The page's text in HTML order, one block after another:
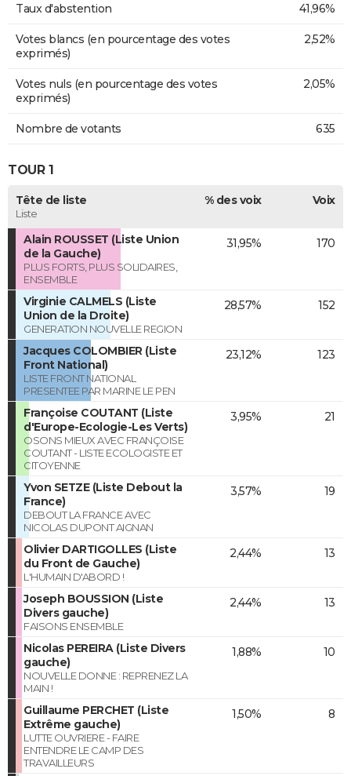
Taux d'abstention 41,96%
Votes blancs (en pourcentage des votes
exprimés)
2,52%
Votes nuls (en pourcentage des votes
exprimés)
2,05%
Nombre de votants 635
TOUR 1
Tête de liste
Liste
% des voix Voix
Alain ROUSSET (Liste Union
de la Gauche)
PLUS FORTS, PLUS SOLIDAIRES,
ENSEMBLE
31,95% 170
Virginie CALMELS (Liste
Union de la Droite)
GENERATION NOUVELLE REGION
28,57% 152
Jacques COLOMBIER (Liste
Front National)
LISTE FRONT NATIONAL
PRESENTEE PAR MARINE LE PEN
23,12% 123
Françoise COUTANT (Liste
d'Europe-Ecologie-Les Verts)
OSONS MIEUX AVEC FRANÇOISE
COUTANT - LISTE ECOLOGISTE ET
CITOYENNE
3,95% 21
Yvon SETZE (Liste Debout la
France)
DEBOUT LA FRANCE AVEC
NICOLAS DUPONT AIGNAN
3,57% 19
Olivier DARTIGOLLES (Liste
du Front de Gauche)
L'HUMAIN D'ABORD !
2,44% 13
Joseph BOUSSION (Liste
Divers gauche)
FAISONS ENSEMBLE
2,44% 13
Nicolas PEREIRA (Liste Divers
gauche)
NOUVELLE DONNE : REPRENEZ LA
MAIN !
1,88% 10
Guillaume PERCHET (Liste
Extrême gauche)
LUTTE OUVRIERE - FAIRE
ENTENDRE LE CAMP DES
TRAVAILLEURS
1,50% 8